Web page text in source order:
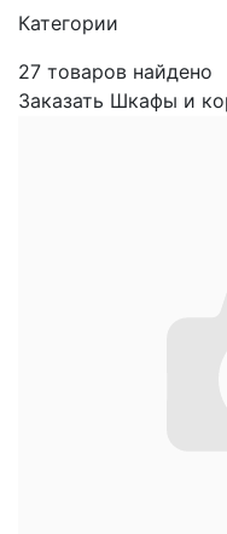
Категории
27 товаров найдено
Заказать Шкафы и